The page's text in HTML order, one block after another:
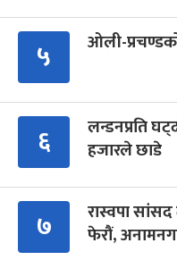
५ ओली-
६
लन्डनप्रति
हजारले छाडे
७
रास्वपा
फेरौं,